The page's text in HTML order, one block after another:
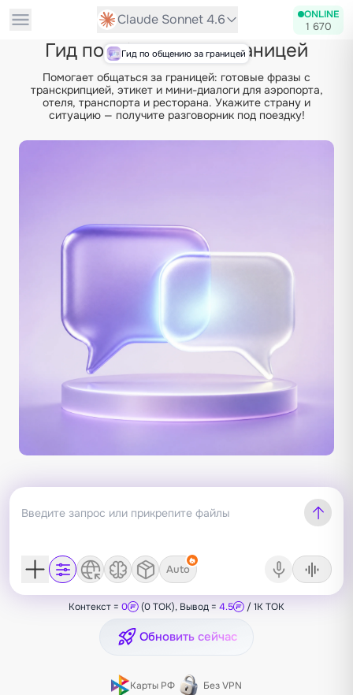
Claude Sonnet 4.6 ONLINE
1 670
Гид по общению за границей
Гид по общению за границей
Помогает общаться за границей: готовые фразы с
транскрипцией, этикет и мини-диалоги для аэропорта,
отеля, транспорта и ресторана. Укажите страну и
ситуацию — получите разговорник под поездку!
Auto
Контекст = 0 (0 TOK), Вывод = 4.5 / 1K TOK
Обновить сейчас
Карты РФ Без VPN